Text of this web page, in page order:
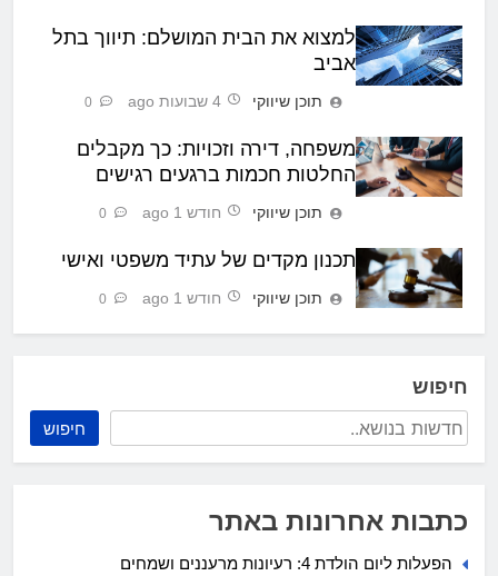
למצוא את הבית המושלם: תיווך בתל
אביב
תוכן שיווקי 4 שבועות ago 0
משפחה, דירה וזכויות: כך מקבלים
החלטות חכמות ברגעים רגישים
תוכן שיווקי חודש 1 ago 0
תכנון מקדים של עתיד משפטי ואישי
תוכן שיווקי חודש 1 ago 0
חיפוש
חיפוש
כתבות אחרונות באתר
הפעלות ליום הולדת 4: רעיונות מרעננים ושמחים